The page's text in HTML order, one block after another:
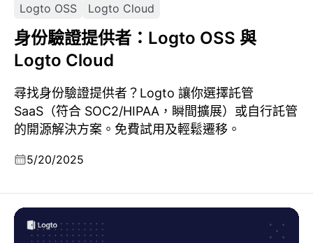
Logto OSS Logto Cloud
身份驗證提供者：Logto OSS 與
Logto Cloud
尋找身份驗證提供者？Logto 讓你選擇託管
SaaS（符合 SOC2/HIPAA，瞬間擴展）或自行託管
的開源解決方案。免費試用及輕鬆遷移。
5/20/2025
更智能的 AI：Logto 與 Inkeep 的最新進展